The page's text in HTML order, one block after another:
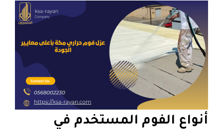
أنواع الفوم المستخدم في